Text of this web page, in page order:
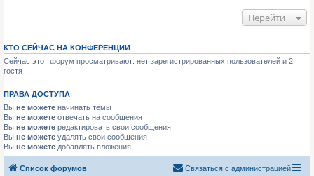
Перейти
КТО СЕЙЧАС НА КОНФЕРЕНЦИИ
Сейчас этот форум просматривают: нет зарегистрированных пользователей и 2
гостя
ПРАВА ДОСТУПА
Вы не можете начинать темы
Вы не можете отвечать на сообщения
Вы не можете редактировать свои сообщения
Вы не можете удалять свои сообщения
Вы не можете добавлять вложения
Список форумов Связаться с администрацией